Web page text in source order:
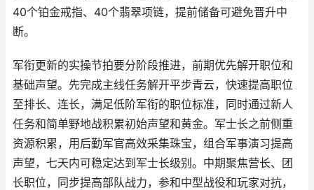
40个铂金戒指、40个翡翠项链，提前储备可避免晋升中
断。
军衔更新的实操节拍要分阶段推进，前期优先解开职位和
基础声望。先完成主线任务解开平步青云，快速提高职位
至排长、连长，满足低阶军衔的职位标准，同时通过新人
任务和简单野地战积累初始声望和黄金。军士长之前侧重
资源积累，用后勤军官高效采集珠宝，组合军事演习提高
声望，七天内可稳定达到军士长级别。中期聚焦营长、团
长职位，同步提高部队战力，参和中型战役和玩家对抗，